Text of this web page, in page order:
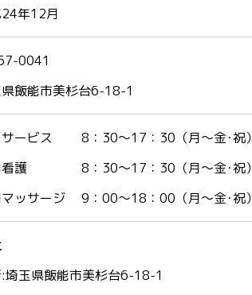
年12月
0041
飯能市美杉台6-18-1
サービス 8：30～17：30（月～金･祝）
看護 8：30～17：30（月～金･祝）
ッサージ 9：00～18：00（月～金･祝）
埼玉県飯能市美杉台6-18-1